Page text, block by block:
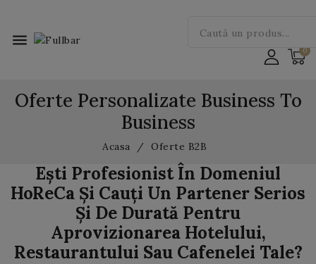
menu
Oferte Personalizate Business To
Business
Acasa Oferte B2B
Ești Profesionist În Domeniul
HoReCa Și Cauți Un Partener Serios
Și De Durată Pentru
Aprovizionarea Hotelului,
Restaurantului Sau Cafenelei Tale?